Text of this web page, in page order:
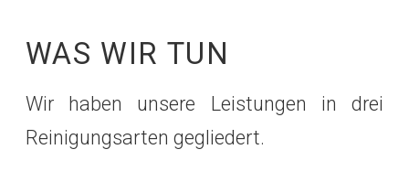
WAS WIR TUN
Wir haben unsere Leistungen in drei
Reinigungsarten gegliedert.